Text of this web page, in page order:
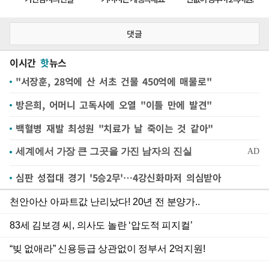
댓글
이시간 핫뉴스
"서장훈, 28억에 산 서초 건물 450억에 매물로"
방은희, 어머니 고독사에 오열 "이틀 만에 발견"
백혈병 재발 최성원 "치료가 날 죽이는 것 같아"
심판 성접대 경기 '5승2무'…4강신화마저 의심받아